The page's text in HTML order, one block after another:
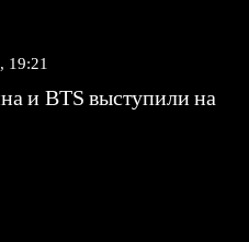
19:21
и BTS выступили на